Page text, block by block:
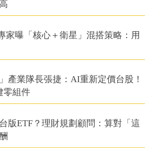
家曝「核心＋衛星」混搭策略：用
產業隊長張捷：AI重新定價台股！
零組件
版ETF？理財規劃顧問：算對「這